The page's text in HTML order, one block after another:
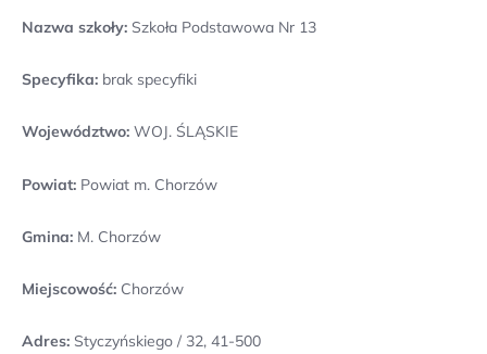
Nazwa szkoły: Szkoła Podstawowa Nr 13
Specyfika: brak specyfiki
Województwo: WOJ. ŚLĄSKIE
Powiat: Powiat m. Chorzów
Gmina: M. Chorzów
Miejscowość: Chorzów
Adres: Styczyńskiego / 32, 41-500